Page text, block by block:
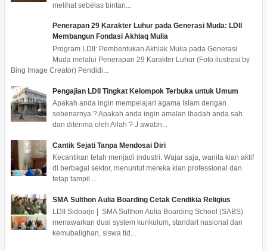
melihat sebelas bintan...
Penerapan 29 Karakter Luhur pada Generasi Muda: LDII
Membangun Fondasi Akhlaq Mulia
Program LDII: Pembentukan Akhlak Mulia pada Generasi
Muda melalui Penerapan 29 Karakter Luhur (Foto ilustrasi by
Bing Image Creator) Pendidi...
Pengajian LDII Tingkat Kelompok Terbuka untuk Umum
Apakah anda ingin mempelajari agama Islam dengan
sebenarnya ? Apakah anda ingin amalan ibadah anda sah
dan diterima oleh Allah ? J awabn...
Cantik Sejati Tanpa Mendosai Diri
Kecantikan telah menjadi industri. Wajar saja, wanita kian aktif
di berbagai sektor, menuntut mereka kian professional dan
tetap tampil ...
SMA Sulthon Aulia Boarding Cetak Cendikia Religius
LDII Sidoarjo | SMA Sulthon Aulia Boarding School (SABS)
menawarkan dual system kurikulum, standart nasional dan
kemubalighan, siswa tid...